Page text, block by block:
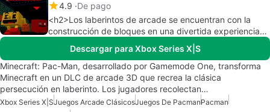
4.9 De pago
<h2>Los laberintos de arcade se encuentran con la
construcción de bloques en una divertida experiencia
Descargar para Xbox Series X|S
Minecraft: Pac-Man, desarrollado por Gamemode One, transforma
Minecraft en un DLC de arcade 3D que recrea la clásica
persecución en laberinto. Los jugadores recolectan…
Xbox Series X|SJuegos Arcade ClásicosJuegos De PacmanPacman